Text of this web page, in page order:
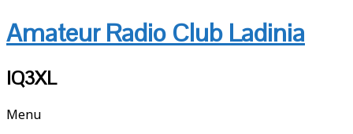
Amateur Radio Club Ladinia
IQ3XL
Menu